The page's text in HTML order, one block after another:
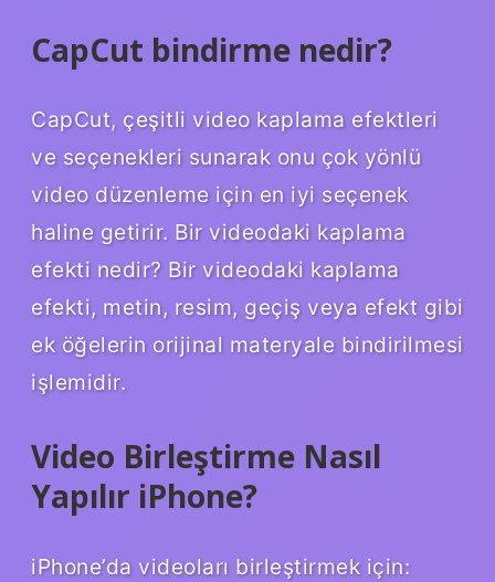
CapCut bindirme nedir?
CapCut, çeşitli video kaplama efektleri
ve seçenekleri sunarak onu çok yönlü
video düzenleme için en iyi seçenek
haline getirir. Bir videodaki kaplama
efekti nedir? Bir videodaki kaplama
efekti, metin, resim, geçiş veya efekt gibi
ek öğelerin orijinal materyale bindirilmesi
işlemidir.
Video Birleştirme Nasıl
Yapılır iPhone?
iPhone’da videoları birleştirmek için: